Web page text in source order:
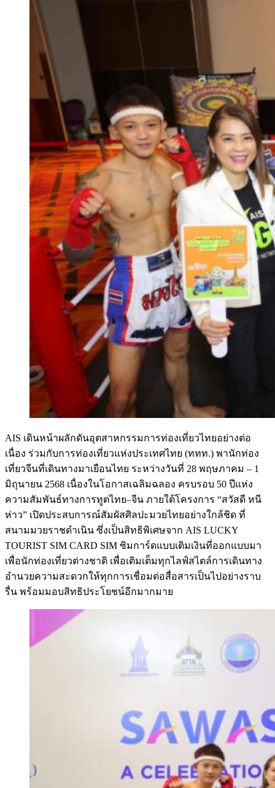
AIS เดินหน้าผลักดันอุตสาหกรรมการท่องเที่ยวไทยอย่างต่อ
เนื่อง ร่วมกับการท่องเที่ยวแห่งประเทศไทย (ททท.) พานักท่อง
เที่ยวจีนที่เดินทางมาเยือนไทย ระหว่างวันที่ 28 พฤษภาคม – 1
มิถุนายน 2568 เนื่องในโอกาสเฉลิมฉลอง ครบรอบ 50 ปีแห่ง
ความสัมพันธ์ทางการทูตไทย–จีน ภายใต้โครงการ “สวัสดี หนี
ห่าว” เปิดประสบการณ์สัมผัสศิลปะมวยไทยอย่างใกล้ชิด ที่
สนามมวยราชดำเนิน ซึ่งเป็นสิทธิพิเศษจาก AIS LUCKY
TOURIST SIM CARD SIM ซิมการ์ดแบบเติมเงินที่ออกแบบมา
เพื่อนักท่องเที่ยวต่างชาติ เพื่อเติมเต็มทุกไลฟ์สไตล์การเดินทาง
อำนวยความสะดวกให้ทุกการเชื่อมต่อสื่อสารเป็นไปอย่างราบ
รื่น พร้อมมอบสิทธิประโยชน์อีกมากมาย